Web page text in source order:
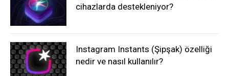
cihazlarda destekleniyor?
Instagram Instants (Şipşak) özelliği
nedir ve nasıl kullanılır?